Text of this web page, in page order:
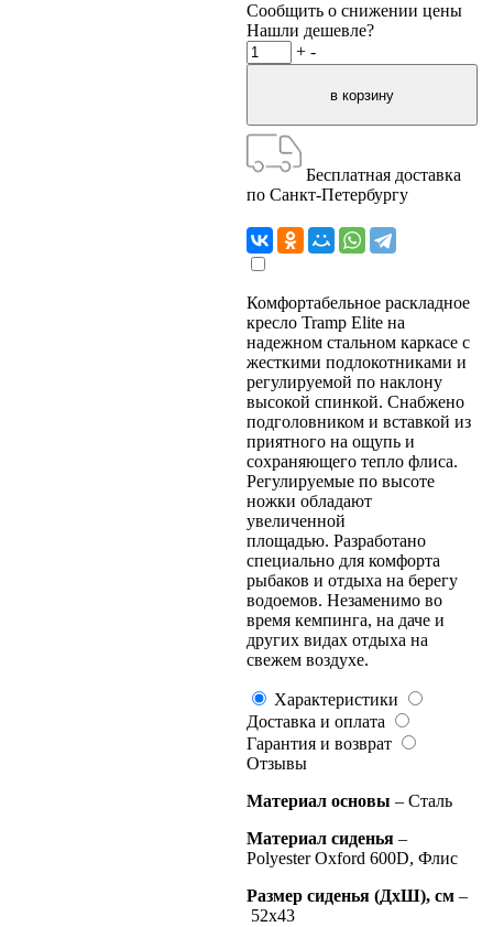
Сообщить о снижении цены
Нашли дешевле?
+ -
Бесплатная доставка
по Санкт-Петербургу
Комфортабельное раскладное
кресло Tramp Elite на
надежном стальном каркасе с
жесткими подлокотниками и
регулируемой по наклону
высокой спинкой. Снабжено
подголовником и вставкой из
приятного на ощупь и
сохраняющего тепло флиса.
Регулируемые по высоте
ножки обладают
увеличенной
площадью. Разработано
специально для комфорта
рыбаков и отдыха на берегу
водоемов. Незаменимо во
время кемпинга, на даче и
других видах отдыха на
свежем воздухе.
Характеристики
Доставка и оплата
Гарантия и возврат
Отзывы
Материал основы – Сталь
Материал сиденья –
Polyester Oxford 600D, Флис
Размер сиденья (ДхШ), см –
52х43